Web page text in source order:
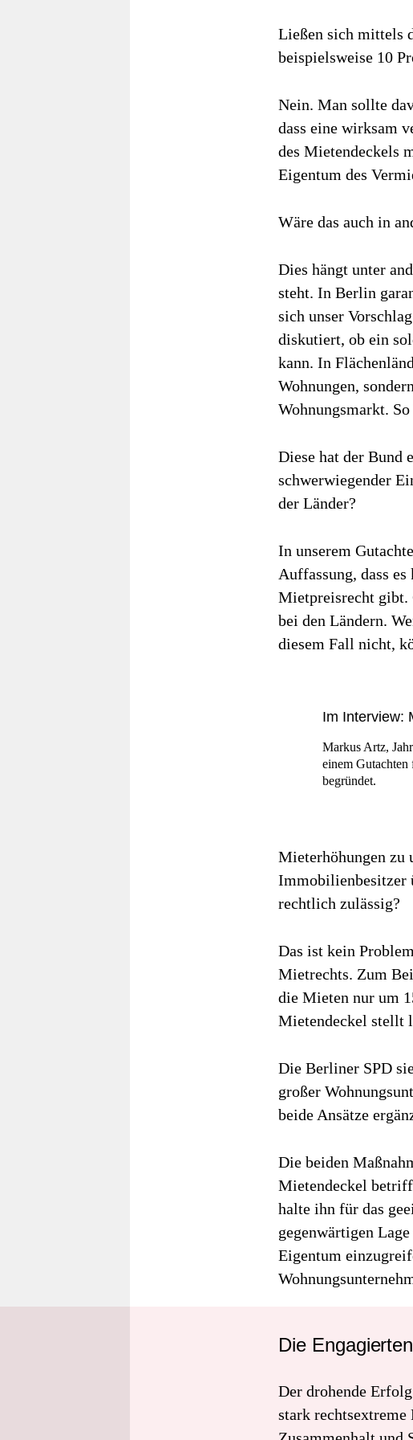
Ließen sich mittels
beispielsweise 10
Nein. Man sollte
dass eine wirksam
des Mietendeckels
Eigentum des
Wäre das auch in
Dies hängt unter
steht. In Berlin
sich unser
diskutiert, ob ein
kann. In
Wohnungen,
Wohnungsmarkt.
Diese hat der
schwerwiegender
der Länder?
In unserem
Auffassung, dass
Mietpreisrecht gibt.
bei den Ländern.
diesem Fall nicht,
Im Interview:
Markus Artz,
einem
begründet.
Mieterhöhungen zu
Immobilienbesitzer
rechtlich zulässig?
Das ist kein
Mietrechts. Zum
die Mieten nur um
Mietendeckel stellt
Die Berliner SPD
großer
beide Ansätze
Die beiden
Mietendeckel
halte ihn für das
gegenwärtigen
Eigentum
Die
Der drohende
stark rechtsextreme